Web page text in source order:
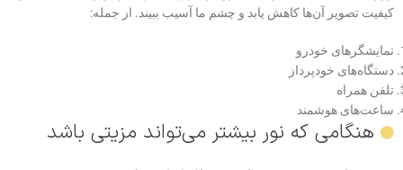
کیفیت تصویر آن‌ها کاهش یابد و چشم ما آسیب ببیند. از جمله:
نمایشگرهای خودرو
دستگاه‌های خودپرداز
تلفن همراه
ساعت‌های هوشمند
هنگامی که نور بیشتر می‌تواند مزیتی باشد